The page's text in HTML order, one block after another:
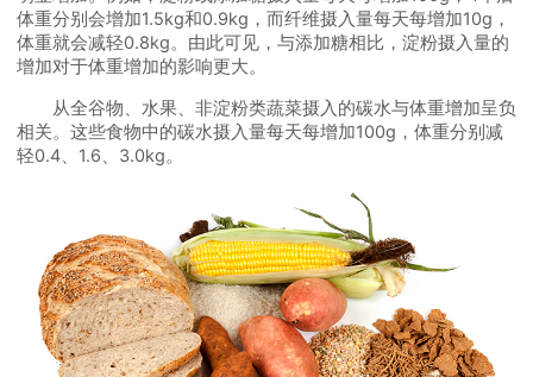
体重分别会增加1.5kg和0.9kg，而纤维摄入量每天每增加10g，
体重就会减轻0.8kg。由此可见，与添加糖相比，淀粉摄入量的
增加对于体重增加的影响更大。
从全谷物、水果、非淀粉类蔬菜摄入的碳水与体重增加呈负
相关。这些食物中的碳水摄入量每天每增加100g，体重分别减
轻0.4、1.6、3.0kg。